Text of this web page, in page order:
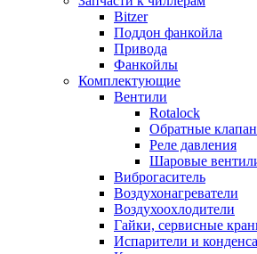
Bitzer
Поддон фанкойла
Привода
Фанкойлы
Комплектующие
Вентили
Rotalock
Обратные
Реле давления
Шаровые
Виброгаситель
Воздухонагреватели
Воздухоохлодители
Гайки, сервисные
Испарители и